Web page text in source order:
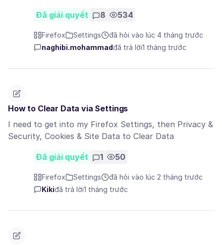
Đã giải quyết 8 534
Firefox Settings
đã hỏi vào lúc 4 tháng trước
naghibi.mohammadđã trả lời1 tháng trước
How to Clear Data via Settings
I need to get into my Firefox Settings, then Privacy &
Security, Cookies & Site Data to Clear Data
Đã giải quyết 1 50
Firefox Settings
đã hỏi vào lúc 2 tháng trước
Kikiđã trả lời1 tháng trước